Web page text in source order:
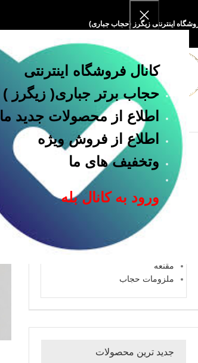
کانال فروشگاه اینترنتی
حجاب برتر جباری( زیگرز )
اطلاع از محصولات جدید ما
اطلاع از فروش ویژه
وتخفیف های ما
ورود به کانال بله
اینترنتی زیگرز (حجاب جباری)
خانه فروشگاهمقنعه و پوشیه
دسته بندی
چادر
روسری
ست تکلیف
مقنعه
ملزومات حجاب
جدید ترین محصولات